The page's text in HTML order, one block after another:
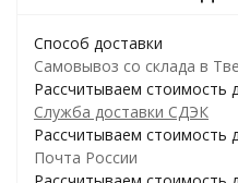
Способ доставки
Самовывоз со склада в
Рассчитываем стоимость
Служба доставки СДЭК
Рассчитываем стоимость
Почта России